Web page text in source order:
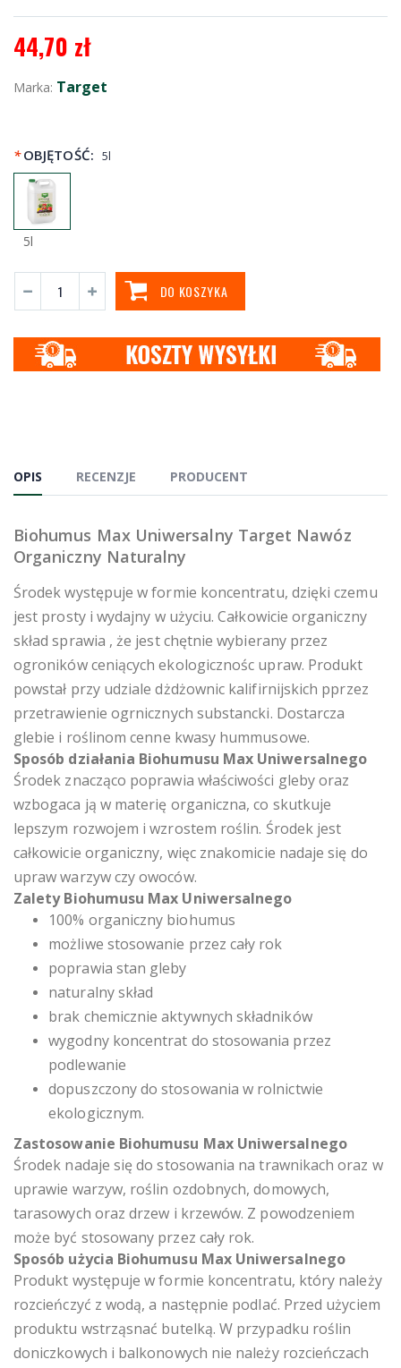
44,70 zł
Marka: Target
*OBJĘTOŚĆ: 5l
5l
DO KOSZYKA
OPIS RECENZJE PRODUCENT
Biohumus Max Uniwersalny Target Nawóz
Organiczny Naturalny
Środek występuje w formie koncentratu, dzięki czemu
jest prosty i wydajny w użyciu. Całkowicie organiczny
skład sprawia , że jest chętnie wybierany przez
ogroników ceniących ekologicznośc upraw. Produkt
powstał przy udziale dżdżownic kalifirnijskich pprzez
przetrawienie ogrnicznych substancki. Dostarcza
glebie i roślinom cenne kwasy hummusowe.
Sposób działania Biohumusu Max Uniwersalnego
Środek znacząco poprawia właściwości gleby oraz
wzbogaca ją w materię organiczna, co skutkuje
lepszym rozwojem i wzrostem roślin. Środek jest
całkowicie organiczny, więc znakomicie nadaje się do
upraw warzyw czy owoców.
Zalety Biohumusu Max Uniwersalnego
100% organiczny biohumus
możliwe stosowanie przez cały rok
poprawia stan gleby
naturalny skład
brak chemicznie aktywnych składników
wygodny koncentrat do stosowania przez
podlewanie
dopuszczony do stosowania w rolnictwie
ekologicznym.
Zastosowanie Biohumusu Max Uniwersalnego
Środek nadaje się do stosowania na trawnikach oraz w
uprawie warzyw, roślin ozdobnych, domowych,
tarasowych oraz drzew i krzewów. Z powodzeniem
może być stosowany przez cały rok.
Sposób użycia Biohumusu Max Uniwersalnego
Produkt występuje w formie koncentratu, który należy
rozcieńczyć z wodą, a następnie podlać. Przed użyciem
produktu wstrząsnać butelką. W przypadku roślin
doniczkowych i balkonowych nie należy rozcieńczach